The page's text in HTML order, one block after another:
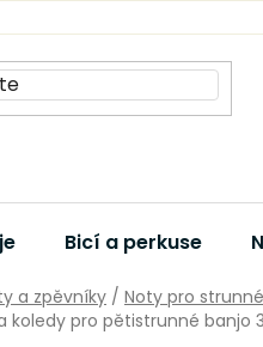
Bicí a perkuse
a zpěvníky / Noty pro
koledy pro pětistrunné banjo